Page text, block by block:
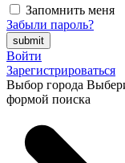
Запомнить меня
Забыли пароль?
Войти
Зарегистрироваться
Выбор города
формой поиска